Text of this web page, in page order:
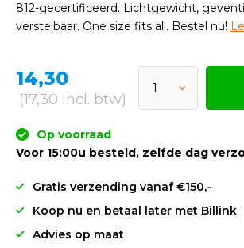
812-gecertificeerd. Lichtgewicht,
verstelbaar. One size fits all. Bestel nu!
14,30
(17,30 Incl. btw)
Op voorraad
Voor 15:00u besteld, zelfde dag
Gratis verzending vanaf €150,-
Koop nu en betaal later met Billink
Advies op maat